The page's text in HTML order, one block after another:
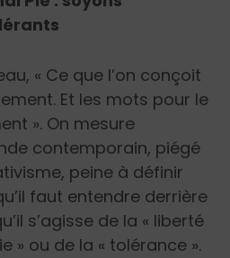
« Ce que l’on conçoit
Et les mots pour le
». On mesure
contemporain, piégé
peine à définir
faut entendre derrière
s’agisse de la « liberté
» ou de la « tolérance ».